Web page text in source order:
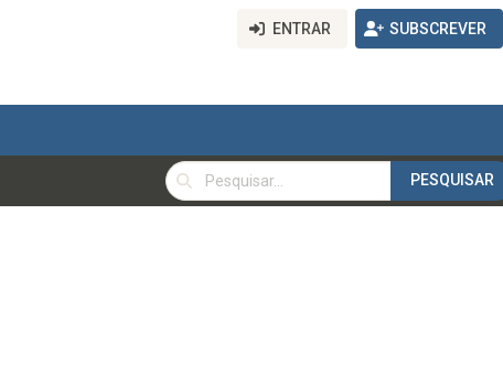
ENTRAR SUBSCREVER
PESQUISAR
PESQUISAR